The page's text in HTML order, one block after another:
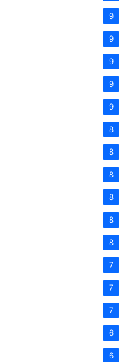
9
9
9
9
9
8
8
8
8
8
8
7
7
7
6
6